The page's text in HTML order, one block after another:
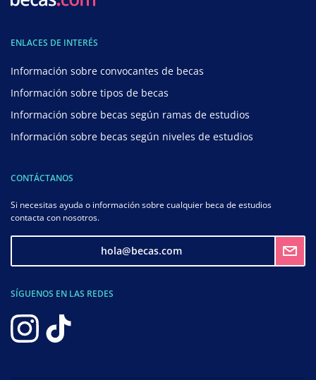
ENLACES DE INTERÉS
Información sobre convocantes de becas
Información sobre tipos de becas
Información sobre becas según ramas de estudios
Información sobre becas según niveles de estudios
CONTÁCTANOS
Si necesitas ayuda o información sobre cualquier beca de estudios
contacta con nosotros.
hola@becas.com
SÍGUENOS EN LAS REDES